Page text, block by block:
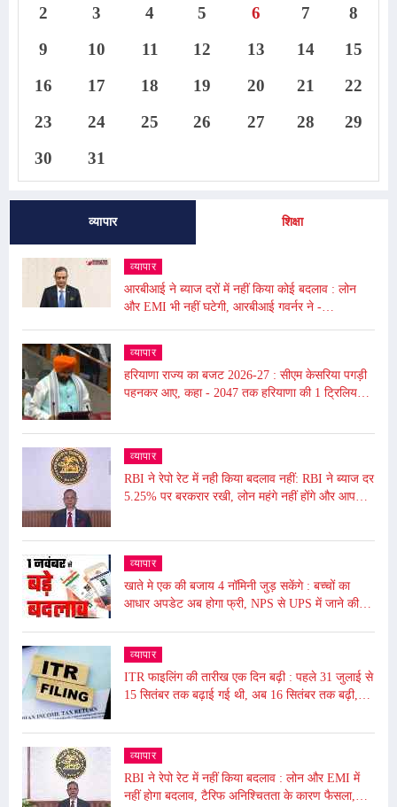
2
3 4 5 6 7
8
9
10 11 12 13 14
15
16
17 18 19 20 21
22
23
24 25 26 27 28
29
30
31
व्यापार शिक्षा
व्यापार
आरबीआई ने ब्याज दरों में नहीं किया कोई बदलाव : लोन
और EMI भी नहीं घटेगी, आरबीआई गवर्नर ने -
व्यापार
हरियाणा राज्य का बजट 2026-27 : सीएम केसरिया पगड़ी
पहनकर आए, कहा - 2047 तक हरियाणा की 1 ट्रिलियन
व्यापार
RBI ने रेपो रेट में नही किया बदलाव नहीं: RBI ने ब्याज दर
5.25% पर बरकरार रखी, लोन महंगे नहीं होंगे और आपकी
व्यापार
खाते मे एक की बजाय 4 नॉमिनी जुड़ सकेंगे : बच्चों का
आधार अपडेट अब होगा फ्री, NPS से UPS में जाने की
व्यापार
ITR फाइलिंग की तारीख एक दिन बढ़ी : पहले 31 जुलाई से
15 सितंबर तक बढ़ाई गई थी, अब 16 सितंबर तक बढ़ी,
व्यापार
RBI ने रेपो रेट में नहीं किया बदलाव : लोन और EMI में
नहीं होगा बदलाव, टैरिफ अनिश्चितता के कारण फैसला,